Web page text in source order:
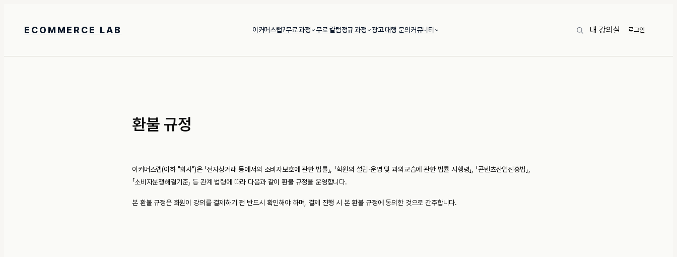
ECOMMERCE LAB 이커머스랩?무료 과정 무료 칼럼정규 과정 광고 대행 문의 커뮤니티 내 강의실 로그인
환불 규정
이커머스랩(이하 "회사")은 「전자상거래 등에서의 소비자보호에 관한 법률」, 「학원의 설립·운영 및 과외교습에 관한 법률 시행령」, 「콘텐츠산업진흥법」,
「소비자분쟁해결기준」 등 관계 법령에 따라 다음과 같이 환불 규정을 운영합니다.
본 환불 규정은 회원이 강의를 결제하기 전 반드시 확인해야 하며, 결제 진행 시 본 환불 규정에 동의한 것으로 간주합니다.